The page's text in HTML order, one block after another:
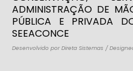
ADMINISTRAÇÃO DE
PÚBLICA E PRIVADA
SEEACONCE
Desenvolvido por Direta Sistemas /